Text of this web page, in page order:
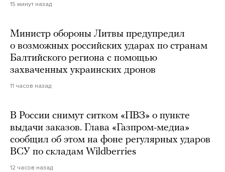
15 минут назад
Министр обороны Литвы предупредил
о возможных российских ударах по странам
Балтийского региона с помощью
захваченных украинских дронов
11 часов назад
В России снимут ситком «ПВЗ» о пункте
выдачи заказов. Глава «Газпром-медиа»
сообщил об этом на фоне регулярных ударов
ВСУ по складам Wildberries
12 часов назад